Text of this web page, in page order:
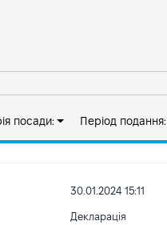
посади: Період подання:
30.01.2024 15:11
Декларація